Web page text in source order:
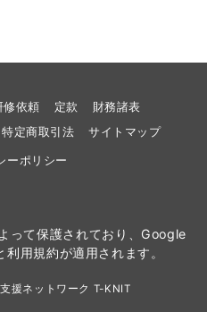
修依頼 定款
財務諸表
特定商取引法 サイトマップ
ーポリシー
って保護されており、Google
利用規約が適用されます。
援ネットワーク T-KNIT